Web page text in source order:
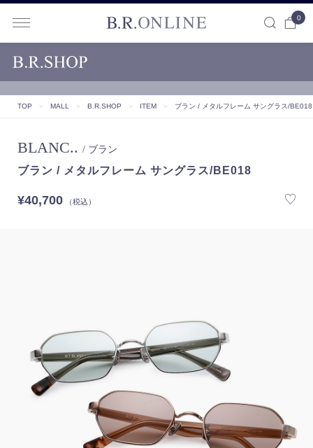
0
TOP ＞ MALL ＞ B.R.SHOP ＞ ITEM ＞ ブラン / メタルフレーム サングラス/BE018
BLANC.. / ブラン
ブラン / メタルフレーム サングラス/BE018
¥40,700（税込）